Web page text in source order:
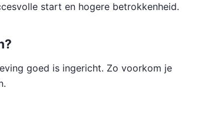
start en hogere betrokkenheid.
goed is ingericht. Zo voorkom je